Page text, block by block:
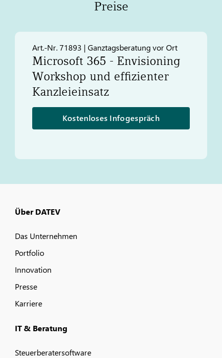
Preise
Art.-Nr. 71893 | Ganztagsberatung vor Ort
Microsoft 365 - Envisioning
Workshop und effizienter
Kanzleieinsatz
Kostenloses Infogespräch
Über DATEV
Das Unternehmen
Portfolio
Innovation
Presse
Karriere
IT & Beratung
Steuerberatersoftware